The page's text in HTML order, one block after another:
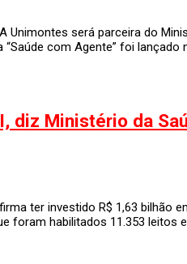
Unimontes será parceira do
com Agente” foi
diz Ministério da
ter investido R$ 1,63 bilhão
foram habilitados 11.353 leitos